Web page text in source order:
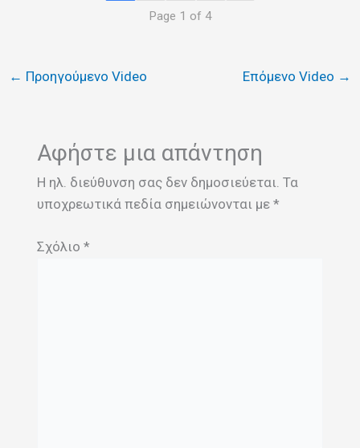
Page 1 of 4
← Προηγούμενο Video Επόμενο Video →
Αφήστε μια απάντηση
Η ηλ. διεύθυνση σας δεν δημοσιεύεται. Τα
υποχρεωτικά πεδία σημειώνονται με *
Σχόλιο *